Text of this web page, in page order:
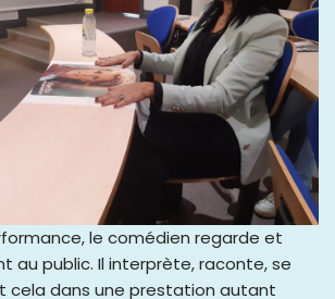
le comédien regarde et
au public. Il interprète, raconte, se
cela dans une prestation autant